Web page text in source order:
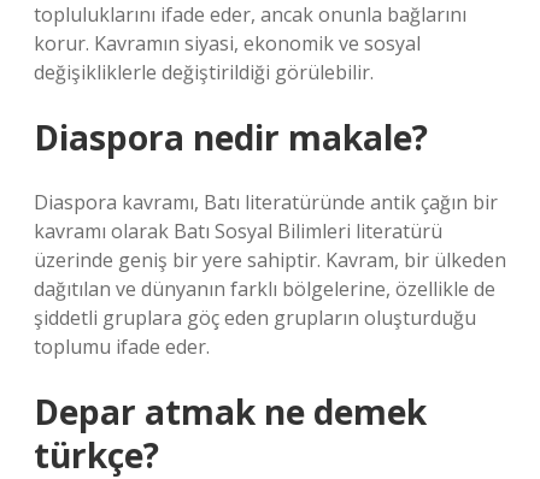
topluluklarını ifade eder, ancak onunla bağlarını
korur. Kavramın siyasi, ekonomik ve sosyal
değişikliklerle değiştirildiği görülebilir.
Diaspora nedir makale?
Diaspora kavramı, Batı literatüründe antik çağın bir
kavramı olarak Batı Sosyal Bilimleri literatürü
üzerinde geniş bir yere sahiptir. Kavram, bir ülkeden
dağıtılan ve dünyanın farklı bölgelerine, özellikle de
şiddetli gruplara göç eden grupların oluşturduğu
toplumu ifade eder.
Depar atmak ne demek
türkçe?